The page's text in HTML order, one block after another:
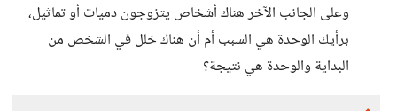
وعلى الجانب الآخر هناك أشخاص يتزوجون دميات أو تماثيل،
برأيك الوحدة هي السبب أم أن هناك خلل في الشخص من
البداية والوحدة هي نتيجة؟